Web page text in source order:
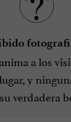
a los
y
verdadera